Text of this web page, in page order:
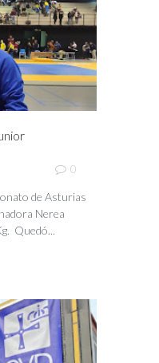
0
de Asturias
Nerea
Quedó...